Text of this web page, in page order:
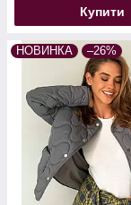
Купити
НОВИНКА –26%